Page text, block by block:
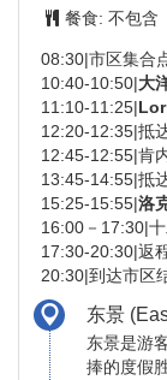
餐食: 不包含
08:30|市区集合
10:40-10:50|大
11:10-11:25|
12:20-12:35|抵
12:45-12:55|肯
13:45-14:55|抵
15:25-15:55|洛
16:00－17:30|
17:30-20:30|返
20:30|到达市区
东景
东景是游
捧的度假